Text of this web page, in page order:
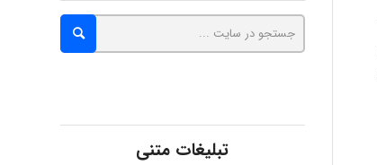
abolfazlkoshehe
A.balandeh
تبلیغات متنی